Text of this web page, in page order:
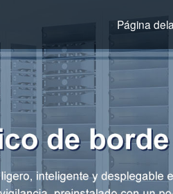
Página